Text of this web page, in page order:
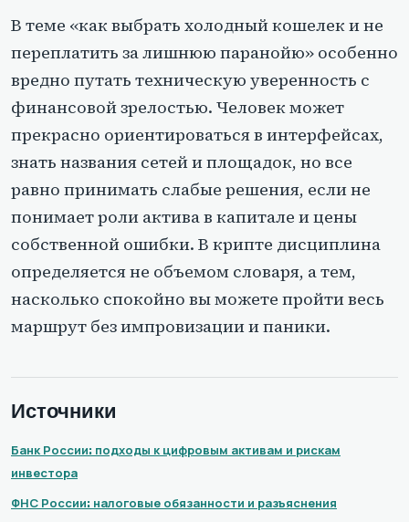
В теме «как выбрать холодный кошелек и не
переплатить за лишнюю паранойю» особенно
вредно путать техническую уверенность с
финансовой зрелостью. Человек может
прекрасно ориентироваться в интерфейсах,
знать названия сетей и площадок, но все
равно принимать слабые решения, если не
понимает роли актива в капитале и цены
собственной ошибки. В крипте дисциплина
определяется не объемом словаря, а тем,
насколько спокойно вы можете пройти весь
маршрут без импровизации и паники.
Источники
Банк России: подходы к цифровым активам и рискам
инвестора
ФНС России: налоговые обязанности и разъяснения